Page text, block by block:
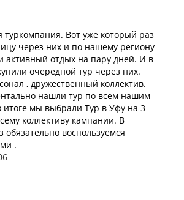
туркомпания. Вот уже который раз
через них и по нашему региону
активный отдых на пару дней. И в
очередной тур через них.
, дружественный коллектив.
нашли тур по всем нашим
итоге мы выбрали Тур в Уфу на 3
коллективу кампании. В
воспользуемся
.